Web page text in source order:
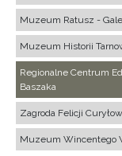
Muzeum Ratusz -
Muzeum Historii
Regionalne Centrum
Baszaka
Zagroda Felicji
Muzeum Wincentego